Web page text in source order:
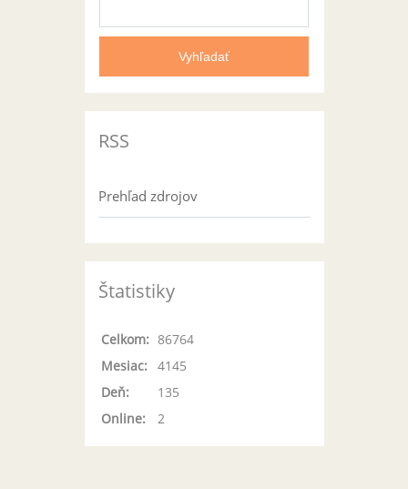
RSS
Prehľad zdrojov
Štatistiky
Online: 2
Celkom: 86764
Mesiac:
4145
Deň:
135